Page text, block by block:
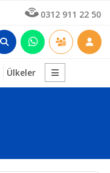
0312 911 22 50
Ülkeler